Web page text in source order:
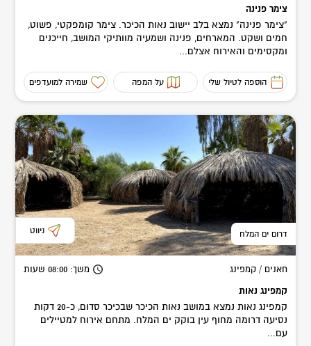
צימר פנינה
"צימר פנינה" נמצא בלב יישוב נאות הכיכר. צימר קומפקטי, פשוט,
חמים ושקט. המארחים, פנינה ושמעיה מוותיקי המושב, חייכנים
ומקסימים והאירוח אצלם...
הוספה לטיול שלי על המפה שמירה למועדפים
דרום ים המלח ניווט
חאנים / קמפינג משך: 08:00 שעות
קמפינג נאות
קמפינג נאות נמצא במושב נאות הכיכר שבכיכר סדום, כ-20 דקות
נסיעה דרומה מחוף עין בוקק ים המלח. מתחם אירוח למטיילים
עם...